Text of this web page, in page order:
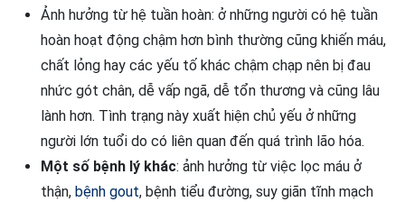
Ảnh hưởng từ hệ tuần hoàn: ở những người có hệ tuần
hoàn hoạt động chậm hơn bình thường cũng khiến máu,
chất lỏng hay các yếu tố khác chậm chạp nên bị đau
nhức gót chân, dễ vấp ngã, dễ tổn thương và cũng lâu
lành hơn. Tình trạng này xuất hiện chủ yếu ở những
người lớn tuổi do có liên quan đến quá trình lão hóa.
Một số bệnh lý khác: ảnh hưởng từ việc lọc máu ở
thận, bệnh gout, bệnh tiểu đường, suy giãn tĩnh mạch